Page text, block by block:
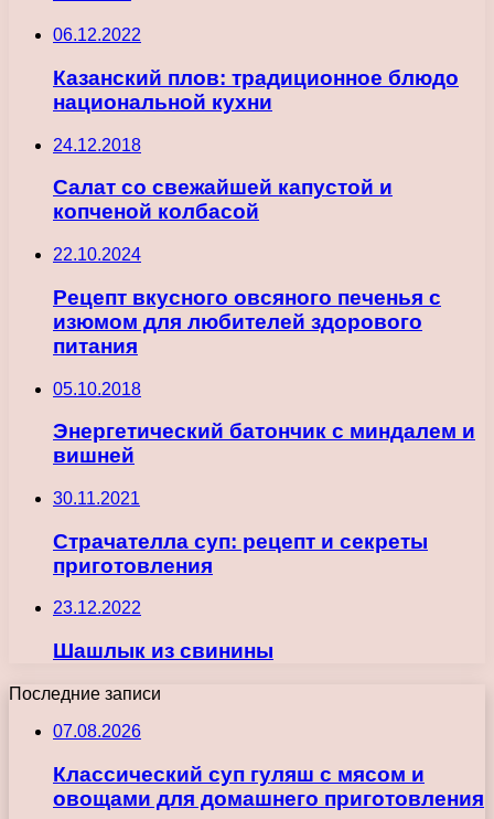
06.12.2022
Казанский плов: традиционное блюдо
национальной кухни
24.12.2018
Салат со свежайшей капустой и
копченой колбасой
22.10.2024
Рецепт вкусного овсяного печенья с
изюмом для любителей здорового
питания
05.10.2018
Энергетический батончик с миндалем и
вишней
30.11.2021
Страчателла суп: рецепт и секреты
приготовления
23.12.2022
Шашлык из свинины
Последние записи
07.08.2026
Классический суп гуляш с мясом и
овощами для домашнего приготовления